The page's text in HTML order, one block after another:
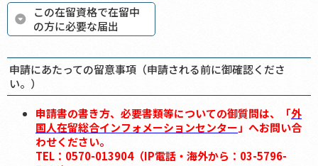
この在留資格で在留中
の方に必要な届出
申請にあたっての留意事項（申請される前に御確認くださ
い。）
申請書の書き方、必要書類等についての御質問は、「外
国人在留総合インフォメーションセンター 」へお問い合
わせください。
TEL：0570-013904（IP電話・海外から：03-5796-